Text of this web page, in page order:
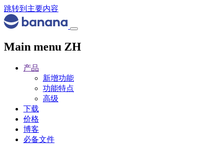
跳转到主要内容
Main menu ZH
产品
新增功能
功能特点
高级
下载
价格
博客
必备文件